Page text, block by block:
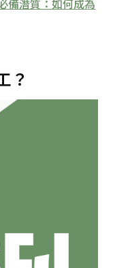
備潛質：如何成為
？